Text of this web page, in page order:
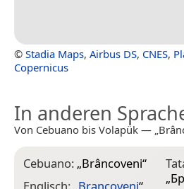
© Stadia Maps, Airbus DS, CNES,
Copernicus
In anderen
Von Cebuano bis Volapük —
Cebuano: „Brâncoveni“
„